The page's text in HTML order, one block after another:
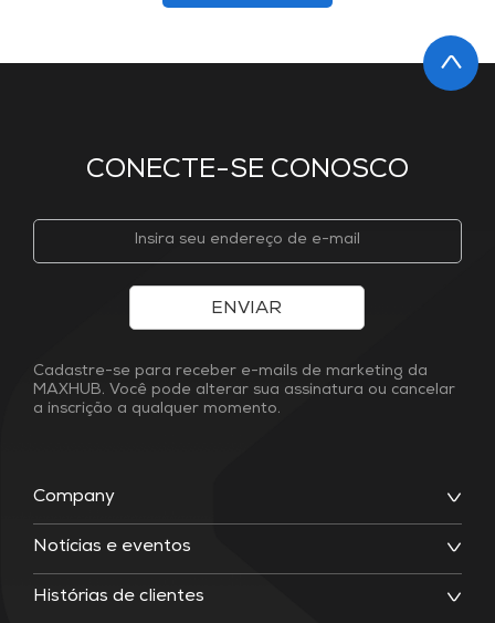
CONECTE-SE CONOSCO
Company
Notícias e eventos
Histórias de clientes
ENVIAR
Cadastre-se para receber e-mails de marketing da
MAXHUB. Você pode alterar sua assinatura ou cancelar
a inscrição a qualquer momento.